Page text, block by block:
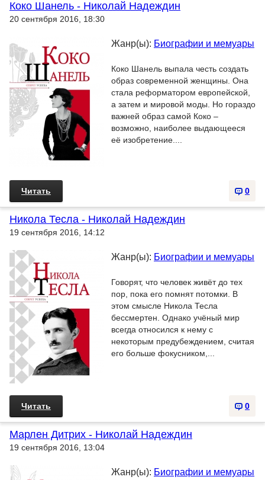
Коко Шанель - Николай Надеждин
20 сентября 2016, 18:30
Жанр(ы): Биографии и мемуары
Коко Шанель выпала честь создать
образ современной женщины. Она
стала реформатором европейской,
а затем и мировой моды. Но гораздо
важней образ самой Коко –
возможно, наиболее выдающееся
её изобретение....
0
Читать
Никола Тесла - Николай Надеждин
19 сентября 2016, 14:12
Жанр(ы): Биографии и мемуары
Говорят, что человек живёт до тех
пор, пока его помнят потомки. В
этом смысле Никола Тесла
бессмертен. Однако учёный мир
всегда относился к нему с
некоторым предубеждением, считая
его больше фокусником,...
0
Читать
Марлен Дитрих - Николай Надеждин
19 сентября 2016, 13:04
Жанр(ы): Биографии и мемуары